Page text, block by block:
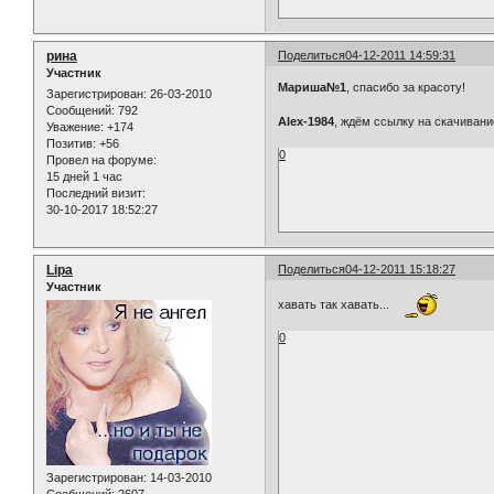
Поделиться04-12-2011 14:59:31
рина
Участник
Зарегистрирован: 26-03-2010
Сообщений: 792
Уважение: +174
Позитив: +56
Провел на форуме:
15 дней 1 час
Последний визит:
30-10-2017 18:52:27
Мариша№1 , спасибо за красоту!
Alex-1984 , ждём ссылку на
0
Поделиться04-12-2011 15:18:27
Lipa
Участник
Зарегистрирован: 14-03-2010
хавать так хавать...
0